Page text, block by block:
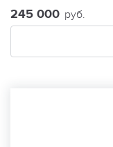
245 000 руб.